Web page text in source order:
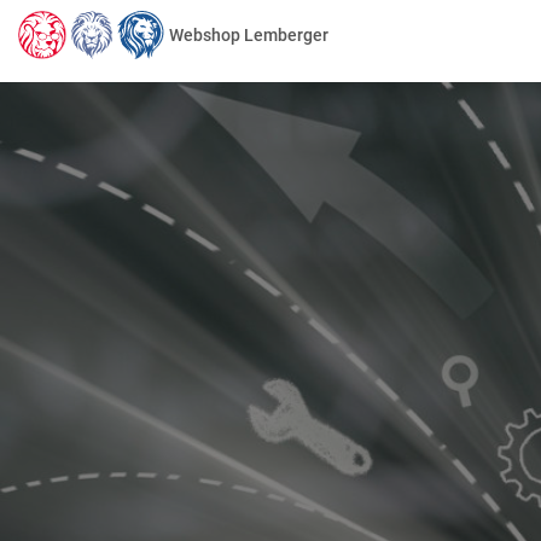
Webshop Lemberger